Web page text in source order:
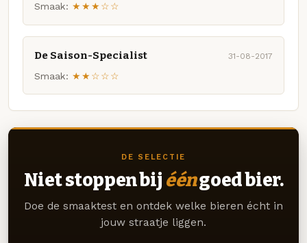
Smaak: ★★★☆☆
De Saison-Specialist 31-08-2017
Smaak: ★★☆☆☆
DE SELECTIE
Niet stoppen bij ééngoed bier.
Doe de smaaktest en ontdek welke bieren écht in
jouw straatje liggen.